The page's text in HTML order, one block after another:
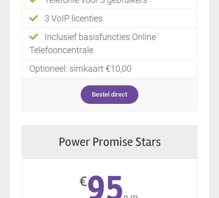
3 VoIP licenties
Inclusief basisfuncties Online
Telefooncentrale
Optioneel: simkaart €10,00
Bestel direct
Power Promise Stars
€95